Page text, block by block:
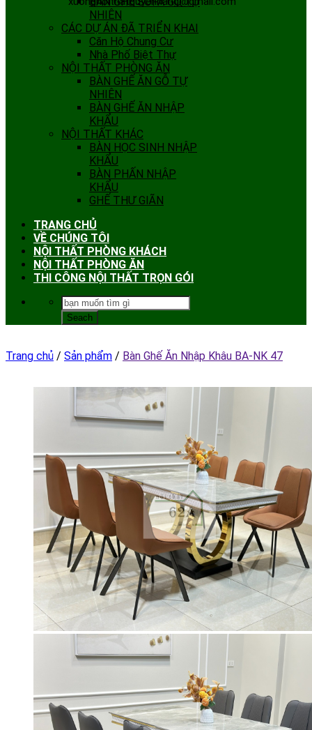
NHIÊN
CÁC DỰ ÁN ĐÃ TRIỂN KHAI
Căn Hộ Chung Cư
Nhà Phố Biệt Thự
NỘI THẤT PHÒNG ĂN
BÀN GHẾ ĂN GỖ TỰ
NHIÊN
BÀN GHẾ ĂN NHẬP
KHẨU
NỘI THẤT KHÁC
BÀN HỌC SINH NHẬP
KHẨU
BÀN PHẤN NHẬP
KHẨU
GHẾ THƯ GIÃN
TRANG CHỦ
VỀ CHÚNG TÔI
NỘI THẤT PHÒNG KHÁCH
NỘI THẤT PHÒNG ĂN
THI CÔNG NỘI THẤT TRỌN GÓI
Trang chủ / Sản phẩm / Bàn Ghế Ăn Nhập Khâu BA-NK 47